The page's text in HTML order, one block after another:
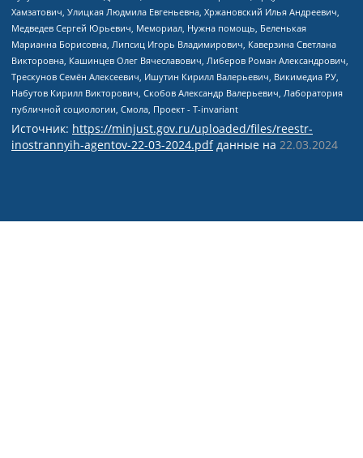
Источник: https://minjust.gov.ru/uploaded/files/reestr-
inostrannyih-agentov-22-03-2024.pdfданные на 22.03.2024